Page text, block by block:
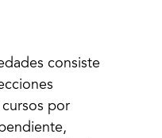
consiste
por